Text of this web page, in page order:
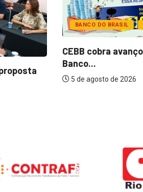
BANCO DO BRASIL
CEBB cobra
Banco...
5 de agosto de 2026